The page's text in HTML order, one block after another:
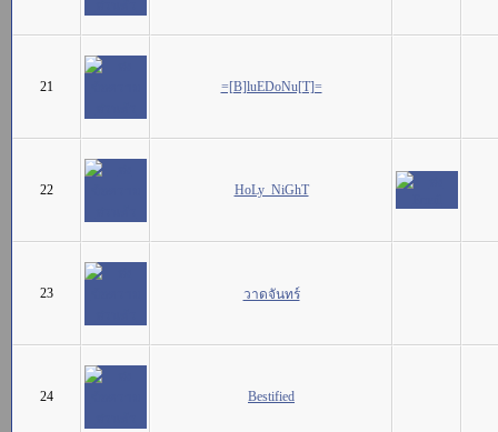
21 =[B]luEDoNu[T]=
22 HoLy_NiGhT
23 วาดจันทร์
24 Bestified